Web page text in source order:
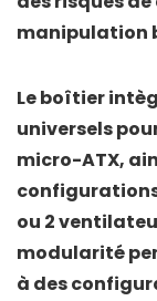
manipulation
Le boîtier
universels
micro-ATX,
ou 2
modularité
à des